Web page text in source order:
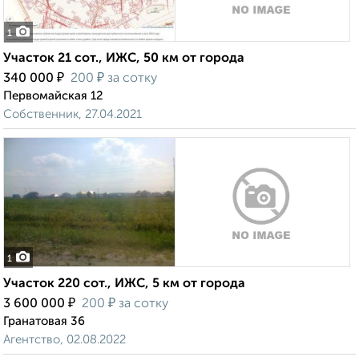
1
Участок 21 сот., ИЖС, 50 км от города
340 000 ₽ 200 ₽ за сотку
Первомайская 12
Собственник, 27.04.2021
1
Участок 220 сот., ИЖС, 5 км от города
3 600 000 ₽ 200 ₽ за сотку
Гранатовая 36
Агентство, 02.08.2022